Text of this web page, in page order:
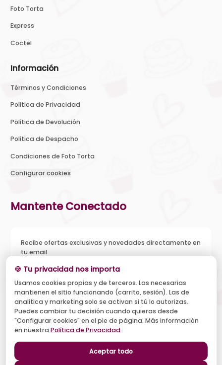
Foto Torta
Express
Coctel
Información
Términos y Condiciones
Política de Privacidad
Política de Devolución
Política de Despacho
Condiciones de Foto Torta
Configurar cookies
Mantente Conectado
Recibe ofertas exclusivas y novedades directamente en
tu email
Acepto recibir novedades y ofertas, y el tratamiento de mi
email según la Política de Privacidad . Puedo darme de baja
cuando quiera.
Suscribirse
🍪 Tu privacidad nos importa
Usamos cookies propias y de terceros. Las necesarias
mantienen el sitio funcionando (carrito, sesión). Las de
analítica y marketing solo se activan si tú lo autorizas.
Puedes cambiar tu decisión cuando quieras desde
"Configurar cookies" en el pie de página. Más información
en nuestra Política de Privacidad.
Aceptar todo